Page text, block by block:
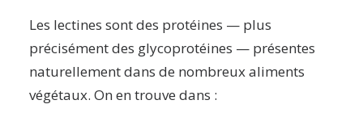
Les lectines sont des protéines — plus
précisément des glycoprotéines — présentes
naturellement dans de nombreux aliments
végétaux. On en trouve dans :